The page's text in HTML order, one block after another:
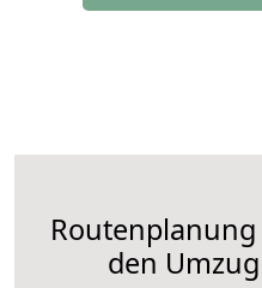
den